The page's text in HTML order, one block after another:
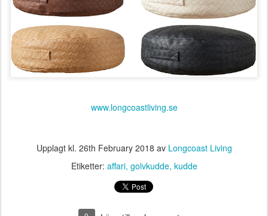
www.longcoastliving.se
Upplagt kl. 26th February 2018 av Longcoast Living
Etiketter: affari golvkudde kudde